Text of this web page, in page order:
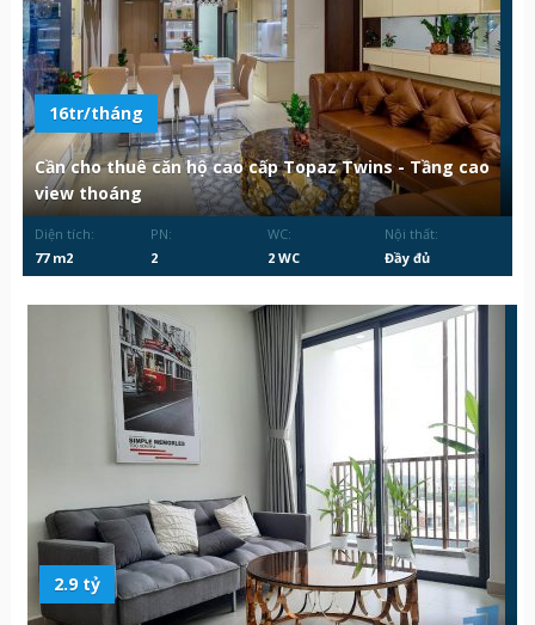
16tr/tháng
Cần cho thuê căn hộ cao cấp Topaz Twins - Tầng cao
view thoáng
Diện tích:
77 m2
PN:
2
WC:
2 WC
Nội thất:
Đầy đủ
2.9 tỷ